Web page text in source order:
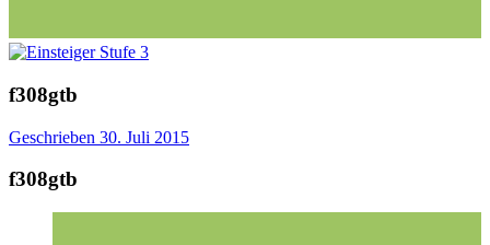
f308gtb
Geschrieben 30. Juli 2015
f308gtb